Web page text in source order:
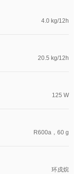
4.0 kg/12h
20.5 kg/12h
125 W
R600a，60 g
环戍烷